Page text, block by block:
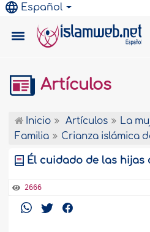
Español
Artículos
Inicio Artículos
La
Familia
Crianza islámica
Él cuidado de las hijas
2666